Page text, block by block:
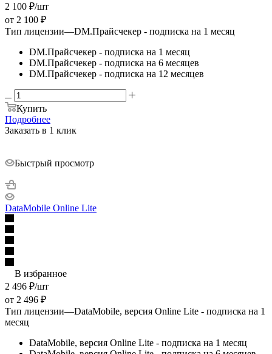
2 100 ₽/шт
от 2 100 ₽
Тип лицензии—DM.Прайсчекер - подписка на 1 месяц
DM.Прайсчекер - подписка на 1 месяц
DM.Прайсчекер - подписка на 6 месяцев
DM.Прайсчекер - подписка на 12 месяцев
Купить
Подробнее
Заказать в 1 клик
Быстрый просмотр
DataMobile Online Lite
В избранное
2 496 ₽/шт
от 2 496 ₽
Тип лицензии—DataMobile, версия Online Lite - подписка на 1
месяц
DataMobile, версия Online Lite - подписка на 1 месяц